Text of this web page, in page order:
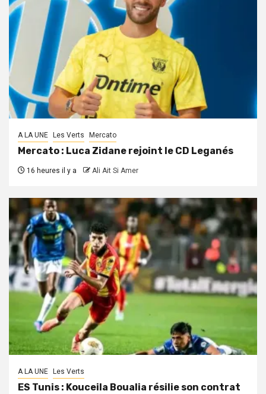
A LA UNE Les Verts Mercato
Mercato : Luca Zidane rejoint le CD Leganés
16 heures il y a Ali Ait Si Amer
A LA UNE Les Verts
ES Tunis : Kouceila Boualia résilie son contrat